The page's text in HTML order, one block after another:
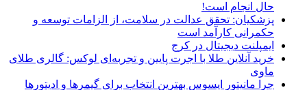
حال انجام است!
پزشکیان: تحقق عدالت در سلامت، از الزامات توسعه و
حکمرانی کارآمد است
ایمپلنت دیجیتال در کرج
خرید آنلاین طلا با اجرت پایین و تجربه‌ای لوکس: گالری طلای
ماوی
چرا مانیتور ایسوس بهترین انتخاب برای گیمرها و ادیتورها